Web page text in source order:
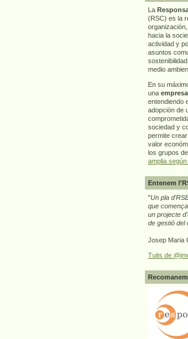
La
(RSC) es la
hacia la
actividad y
asuntos
medio
En su
una
entendiendo
adopción de
sociedad y
permite crear
valor
los grupos
amplia
Entenem
"Un pla
que
un projecte
de gestió del
Josep Maria
Tuits de
Recomanem